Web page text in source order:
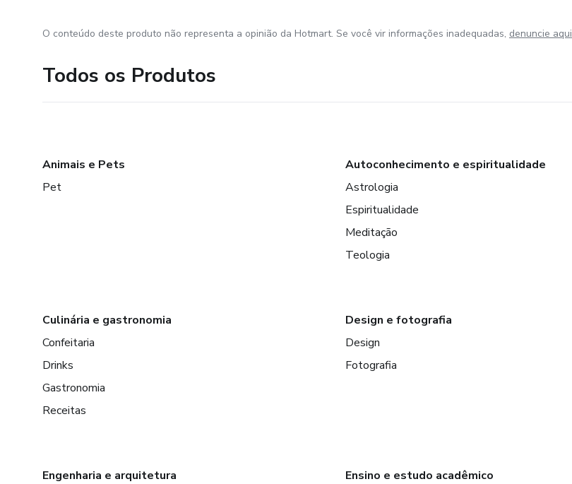
O conteúdo deste produto não representa a opinião da Hotmart. Se você vir informações inadequadas, denuncie aqui
Todos os Produtos
Animais e Pets
Pet
Autoconhecimento e espiritualidade
Astrologia
Espiritualidade
Meditação
Teologia
Culinária e gastronomia
Confeitaria
Drinks
Gastronomia
Receitas
Design e fotografia
Design
Fotografia
Engenharia e arquitetura
Ensino e estudo acadêmico